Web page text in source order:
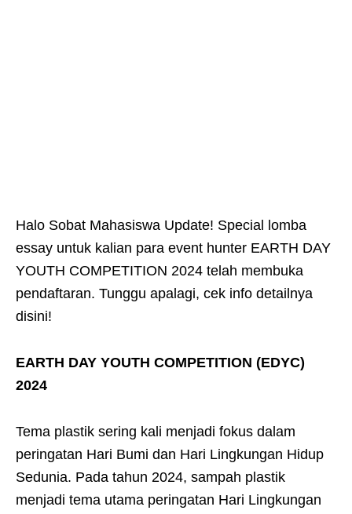
Halo Sobat Mahasiswa Update! Special lomba
essay untuk kalian para event hunter EARTH DAY
YOUTH COMPETITION 2024 telah membuka
pendaftaran. Tunggu apalagi, cek info detailnya
disini!
EARTH DAY YOUTH COMPETITION (EDYC)
2024
Tema plastik sering kali menjadi fokus dalam
peringatan Hari Bumi dan Hari Lingkungan Hidup
Sedunia. Pada tahun 2024, sampah plastik
menjadi tema utama peringatan Hari Lingkungan